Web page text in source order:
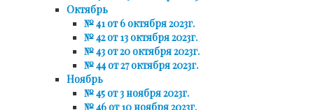
Октябрь
№ 41 от 6 октября 2023г.
№ 42 от 13 октября 2023г.
№ 43 от 20 октября 2023г.
№ 44 от 27 октября 2023г.
Ноябрь
№ 45 от 3 ноября 2023г.
№ 46 от 10 ноября 2023г.